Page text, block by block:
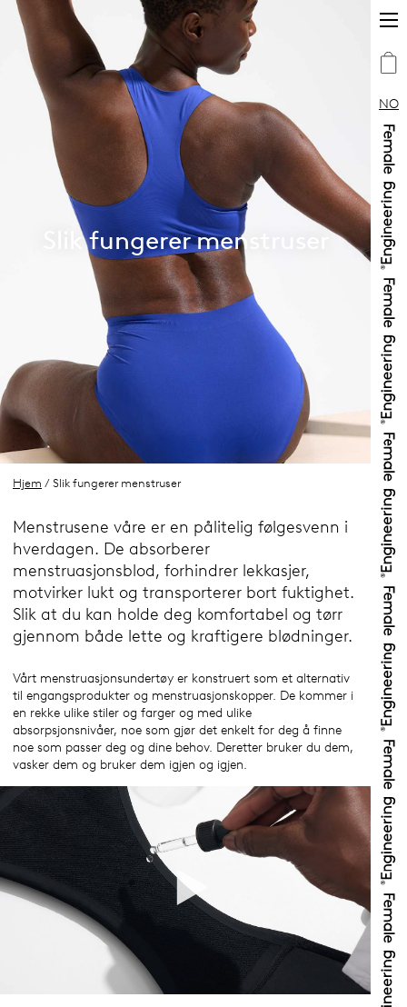
NO
Slik fungerer menstruser
Hjem / Slik fungerer menstruser
Menstrusene våre er en pålitelig følgesvenn i
hverdagen. De absorberer
menstruasjonsblod, forhindrer lekkasjer,
motvirker lukt og transporterer bort fuktighet.
Slik at du kan holde deg komfortabel og tørr
gjennom både lette og kraftigere blødninger.
Vårt menstruasjonsundertøy er konstruert som et alternativ
til engangsprodukter og menstruasjonskopper. De kommer i
en rekke ulike stiler og farger og med ulike
absorpsjonsnivåer, noe som gjør det enkelt for deg å finne
noe som passer deg og dine behov. Deretter bruker du dem,
vasker dem og bruker dem igjen og igjen.